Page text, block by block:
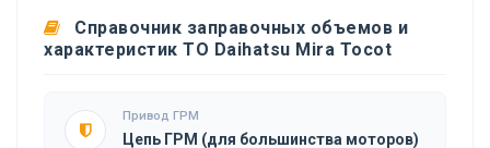
Справочник заправочных объемов и
характеристик ТО Daihatsu Mira Tocot
Привод ГРМ
Цепь ГРМ (для большинства моторов)